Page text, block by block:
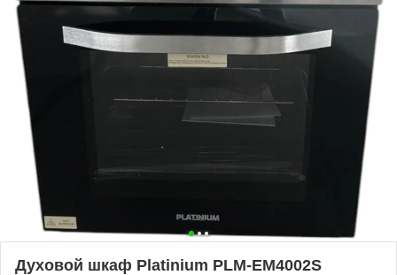
Духовой шкаф Platinium PLM-EM4002S